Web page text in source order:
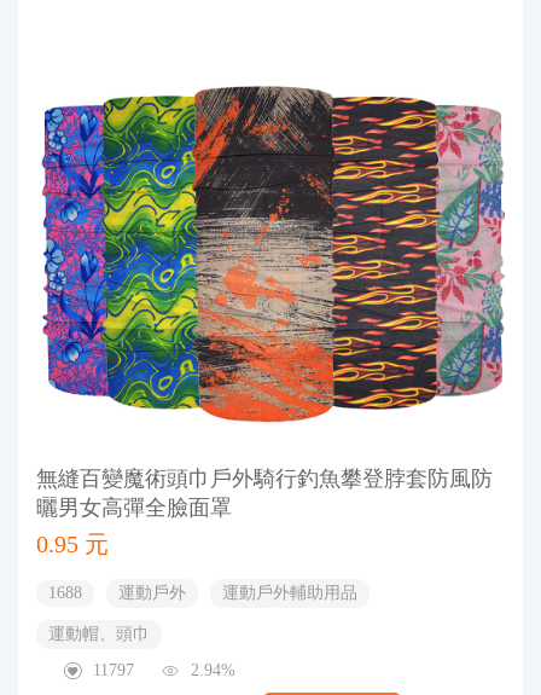
無縫百變魔術頭巾戶外騎行釣魚攀登脖套防風防
曬男女高彈全臉面罩
0.95 元
1688 運動戶外 運動戶外輔助用品
運動帽、頭巾
11797
2.94%